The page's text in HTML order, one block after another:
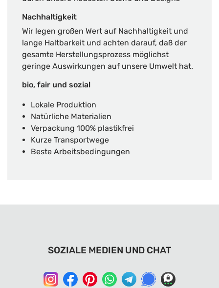
Nachhaltigkeit
Wir legen großen Wert auf Nachhaltigkeit und
lange Haltbarkeit und achten darauf, daß der
gesamte Herstellungsprozess möglichst
geringe Auswirkungen auf unsere Umwelt hat.
bio, fair und sozial
Lokale Produktion
Natürliche Materialien
Verpackung 100% plastikfrei
Kurze Transportwege
Beste Arbeitsbedingungen
SOZIALE MEDIEN UND CHAT